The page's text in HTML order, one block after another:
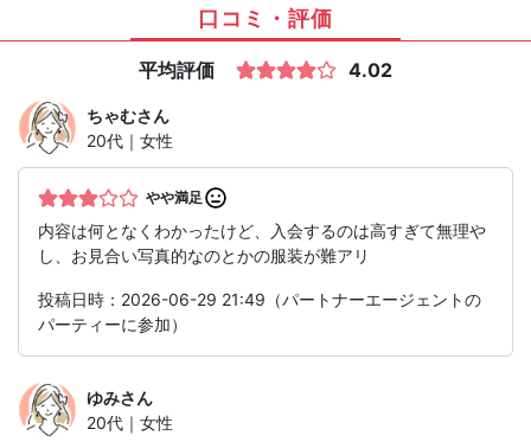
口コミ・評価
平均評価 4.02
ちゃむさん
20代｜女性
やや満足
内容は何となくわかったけど、入会するのは高すぎて無理や
し、お見合い写真的なのとかの服装が難アリ
投稿日時：2026-06-29 21:49（パートナーエージェントの
パーティーに参加）
ゆみさん
20代｜女性